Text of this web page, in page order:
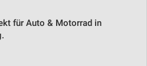
für Auto & Motorrad in